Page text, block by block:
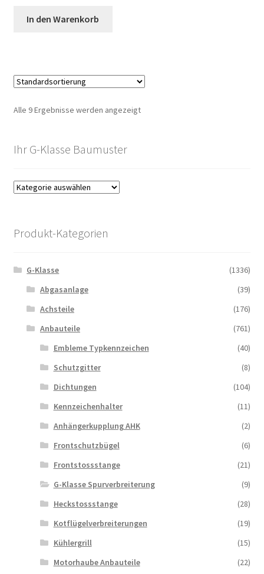
In den Warenkorb
Alle 9 Ergebnisse werden angezeigt
Ihr G-Klasse Baumuster
Produkt-Kategorien
G-Klasse
(1336)
Abgasanlage
(39)
Achsteile
(176)
Anbauteile
(761)
Embleme Typkennzeichen
(40)
Schutzgitter
(8)
Dichtungen
(104)
Kennzeichenhalter
(11)
Anhängerkupplung AHK
(2)
Frontschutzbügel
(6)
Frontstossstange
(21)
G-Klasse Spurverbreiterung
(9)
Heckstossstange
(28)
Kotflügelverbreiterungen
(19)
Kühlergrill
(15)
Motorhaube Anbauteile
(22)